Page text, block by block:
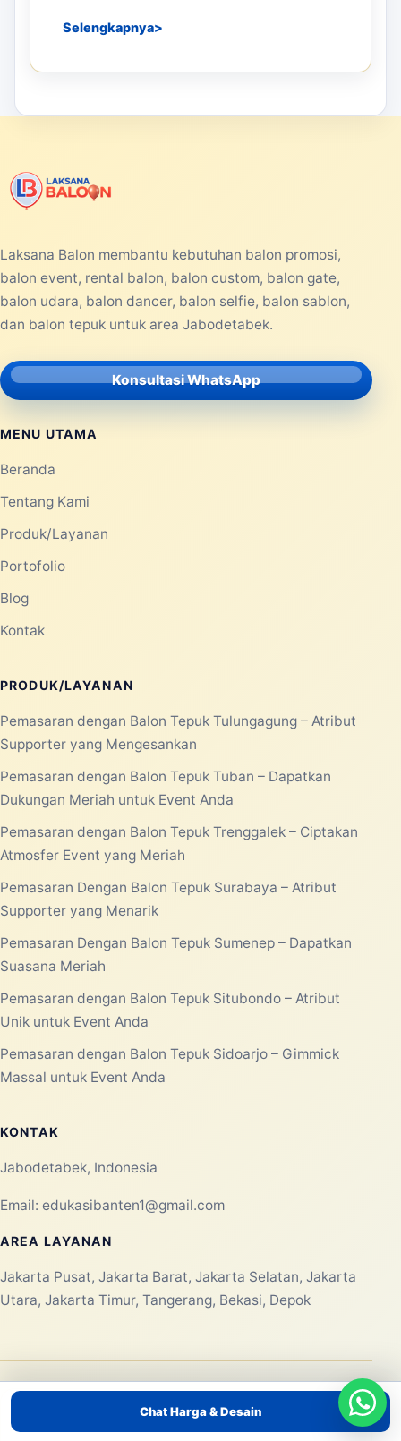
Selengkapnya
Chat Harga & Desain
Laksana Balon membantu kebutuhan balon promosi,
balon event, rental balon, balon custom, balon gate,
balon udara, balon dancer, balon selfie, balon sablon,
dan balon tepuk untuk area Jabodetabek.
Konsultasi WhatsApp
MENU UTAMA
Beranda
Tentang Kami
Produk/Layanan
Portofolio
Blog
Kontak
PRODUK/LAYANAN
Pemasaran dengan Balon Tepuk Tulungagung – Atribut
Supporter yang Mengesankan
Pemasaran dengan Balon Tepuk Tuban – Dapatkan
Dukungan Meriah untuk Event Anda
Pemasaran dengan Balon Tepuk Trenggalek – Ciptakan
Atmosfer Event yang Meriah
Pemasaran Dengan Balon Tepuk Surabaya – Atribut
Supporter yang Menarik
Pemasaran Dengan Balon Tepuk Sumenep – Dapatkan
Suasana Meriah
Pemasaran dengan Balon Tepuk Situbondo – Atribut
Unik untuk Event Anda
Pemasaran dengan Balon Tepuk Sidoarjo – Gimmick
Massal untuk Event Anda
KONTAK
Jabodetabek, Indonesia
Email: edukasibanten1@gmail.com
AREA LAYANAN
Jakarta Pusat, Jakarta Barat, Jakarta Selatan, Jakarta
Utara, Jakarta Timur, Tangerang, Bekasi, Depok
METODE PEMBAYARAN